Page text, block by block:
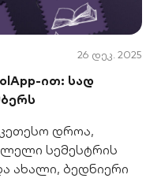
26 დეკ. 2025
ით: სად
დროა,
სემესტრის
ახალი, ბედნიერი